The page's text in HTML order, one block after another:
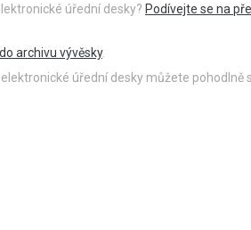
úřední desky? Podívejte se na
archivu vývěsky.
úřední desky můžete